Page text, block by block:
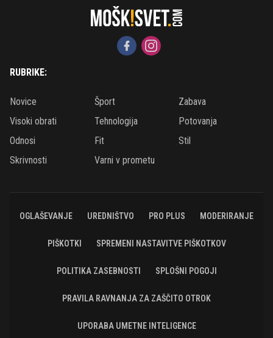
RUBRIKE:
Novice Šport
Zabava
Visoki obrati
Tehnologija
Potovanja
Odnosi
Fit
Stil
Skrivnosti
Varni v prometu
OGLAŠEVANJE UREDNIŠTVO PRO PLUS MODERIRANJE
PIŠKOTKI SPREMENI NASTAVITVE PIŠKOTKOV
POLITIKA ZASEBNOSTI SPLOŠNI POGOJI
PRAVILA RAVNANJA ZA ZAŠČITO OTROK
UPORABA UMETNE INTELIGENCE